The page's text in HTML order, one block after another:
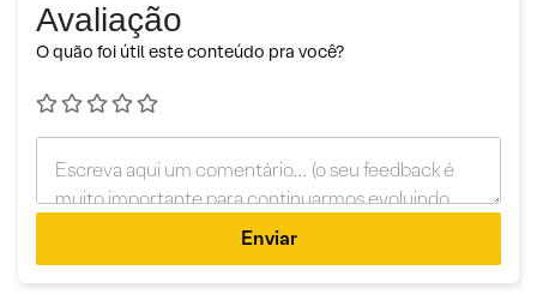
Avaliação
O quão foi útil este conteúdo pra você?
Enviar